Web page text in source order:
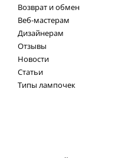
Возврат и обмен
Веб-мастерам
Дизайнерам
Отзывы
Новости
Статьи
Типы лампочек